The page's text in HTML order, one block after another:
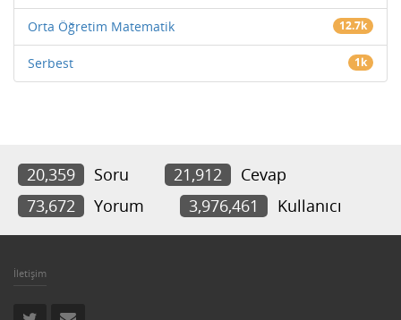
Orta Öğretim Matematik 12.7k
Serbest 1k
20,359 Soru 21,912
Cevap
73,672
Yorum 3,976,461 Kullanıcı
İletişim